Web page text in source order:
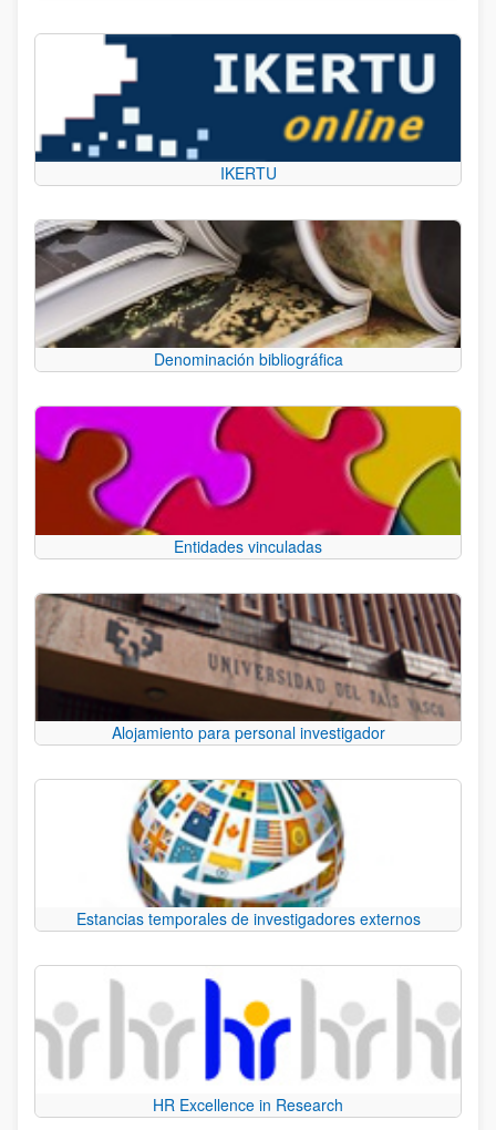
IKERTU
Denominación bibliográfica
Entidades vinculadas
Alojamiento para personal investigador
Estancias temporales de investigadores externos
HR Excellence in Research